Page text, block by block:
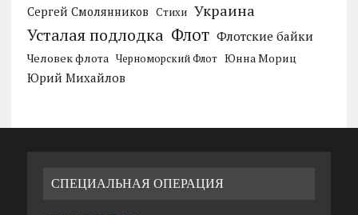
Сергей Смолянников Стихи Украина
Усталая подлодка Флот Флотские байки
Человек флота Черноморский Флот Юнна Мориц
Юрий Михайлов
СПЕЦИАЛЬНАЯ ОПЕРАЦИЯ